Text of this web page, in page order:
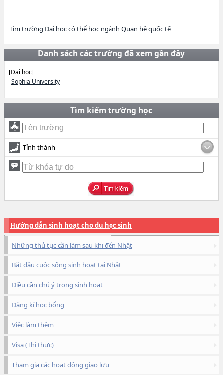
Tìm trường Đại học có thể học ngành Quan hệ quốc tế
Danh sách các trường đã xem gần đây
[Đại học]
Sophia University
Tìm kiếm trường học
Tỉnh thành
Hướng dẫn sinh hoạt cho du học sinh
Những thủ tục cần làm sau khi đến Nhật
Bắt đầu cuộc sống sinh hoạt tại Nhật
Điều cần chú ý trong sinh hoạt
Đăng kí học bổng
Việc làm thêm
Visa (Thị thực)
Tham gia các hoạt động giao lưu